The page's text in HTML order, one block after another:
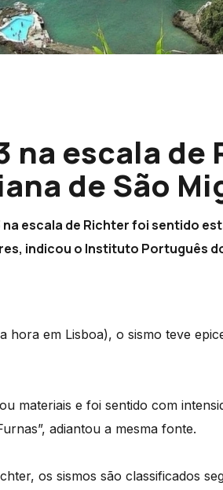
na escala
de São
na escala de Richter foi sentido
indicou o Instituto Português
hora em Lisboa), o sismo teve
materiais e foi sentido com
adiantou a mesma fonte.
os sismos são classificados